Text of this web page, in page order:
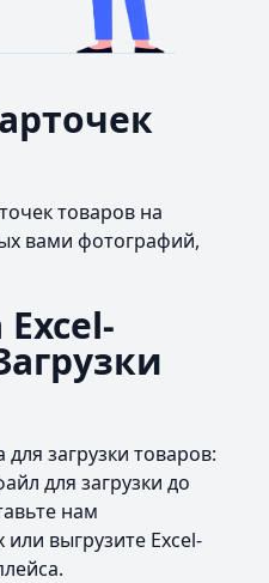
товаров на
вами фотографий,
загрузки товаров:
для загрузки до
нам
выгрузите Excel-